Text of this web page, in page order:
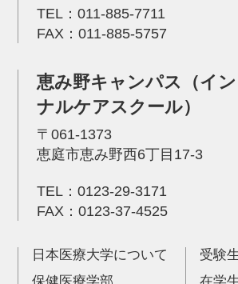
TEL： 011-885-7711
FAX：011-885-5757
恵み野キャンパス（イ
ナルケアスクール）
〒061-1373
恵庭市恵み野西6丁目17-3
TEL： 0123-29-3171
FAX：0123-37-4525
日本医療大学について
受験